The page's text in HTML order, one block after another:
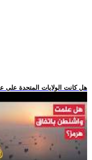
.. هل كانت الولايات المتحدة على